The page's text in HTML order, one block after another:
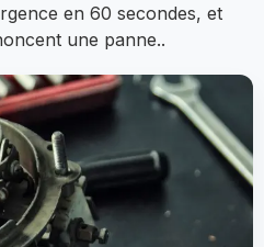
en 60 secondes, et
une panne..